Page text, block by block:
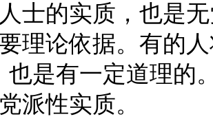
士的实质，也是
理论依据。有的
也是有一定道理的
派性实质。